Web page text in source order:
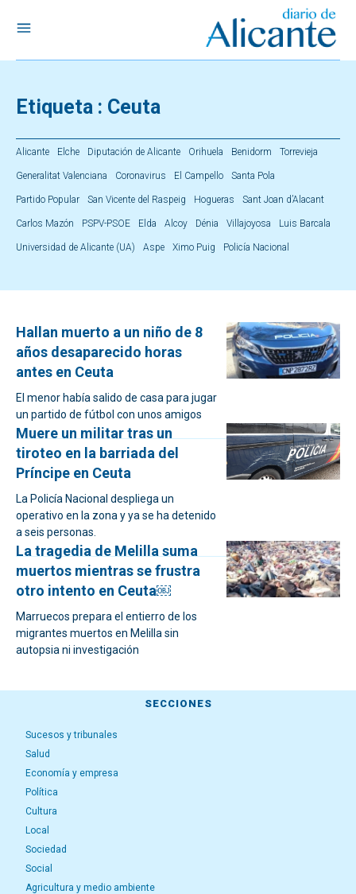
Etiqueta : Ceuta
Alicante Elche Diputación de Alicante Orihuela Benidorm Torrevieja
Generalitat Valenciana Coronavirus El Campello Santa Pola
Partido Popular San Vicente del Raspeig Hogueras Sant Joan d’Alacant
Carlos Mazón PSPV-PSOE Elda Alcoy Dénia Villajoyosa Luis Barcala
Universidad de Alicante (UA) Aspe Ximo Puig Policía Nacional
Hallan muerto a un niño de 8
años desaparecido horas
antes en Ceuta
El menor había salido de casa para jugar
un partido de fútbol con unos amigos
Muere un militar tras un
tiroteo en la barriada del
Príncipe en Ceuta
La Policía Nacional despliega un
operativo en la zona y ya se ha detenido
a seis personas.
La tragedia de Melilla suma
muertos mientras se frustra
otro intento en Ceuta￼
Marruecos prepara el entierro de los
migrantes muertos en Melilla sin
autopsia ni investigación
SECCIONES
Sucesos y tribunales
Salud
Economía y empresa
Política
Cultura
Local
Sociedad
Social
Agricultura y medio ambiente